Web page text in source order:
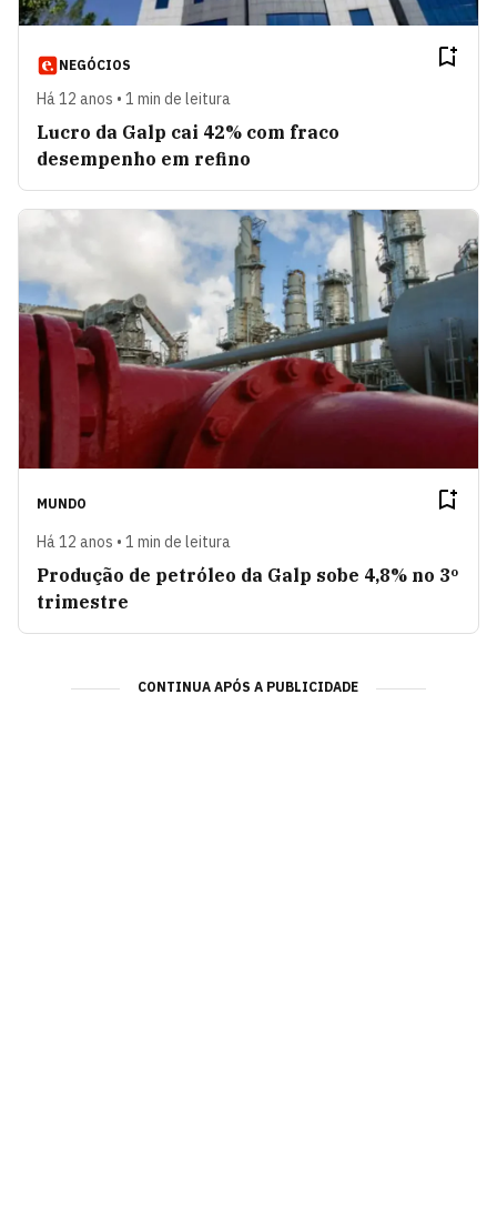
NEGÓCIOS
Há 12 anos • 1 min de leitura
Lucro da Galp cai 42% com fraco
desempenho em refino
MUNDO
Há 12 anos • 1 min de leitura
Produção de petróleo da Galp sobe 4,8% no 3º
trimestre
CONTINUA APÓS A PUBLICIDADE